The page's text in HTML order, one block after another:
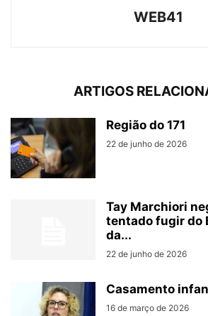
WEB41
ARTIGOS
Região do 171
22 de junho de 2026
Tay Marchiori
tentado fugir do
da...
22 de junho de 2026
Casamento
16 de março de 2026